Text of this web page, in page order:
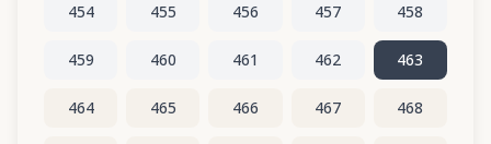
454 455 456 457 458
459 460 461 462 463
464 465 466 467 468